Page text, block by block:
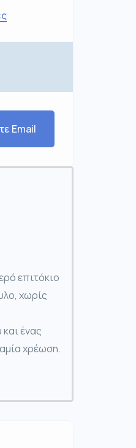
Email
επιτόκιο
χωρίς
ένας
χρέωση.